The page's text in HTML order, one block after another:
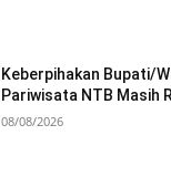
Keberpihakan Bupati/
Pariwisata NTB Masih
08/08/2026